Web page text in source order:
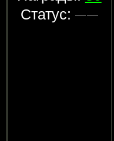
Статус: